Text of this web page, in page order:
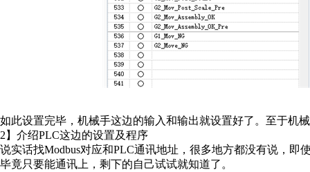
如此设置完毕，机械手这边的输入和输出就设置好了。至于机
2】介绍PLC这边的设置及程序
说实话找Modbus对应和PLC通讯地址，很多地方都没有说，即
毕竟只要能通讯上，剩下的自己试试就知道了。